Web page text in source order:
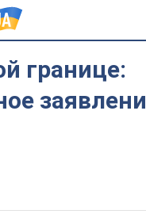
границе: